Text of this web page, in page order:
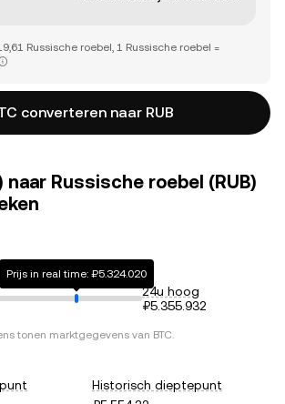
Russische roebel, 1 Russische roebel =
converteren naar RUB
naar Russische roebel (RUB)
Prijs in real time: ₽5.324.020
24u hoog
₽5.355.932
tonen marktgegevens van BTC.
Historisch dieptepunt